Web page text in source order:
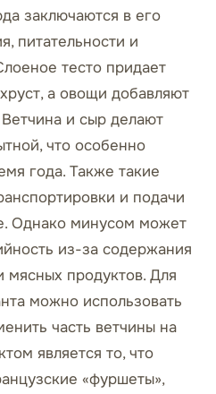
заключаются в его
питательности и
тесто придает
а овощи добавляют
и сыр делают
что особенно
года. Также такие
и подачи
Однако минусом может
из-за содержания
продуктов. Для
можно использовать
часть ветчины на
является то, что
«фуршеты»,